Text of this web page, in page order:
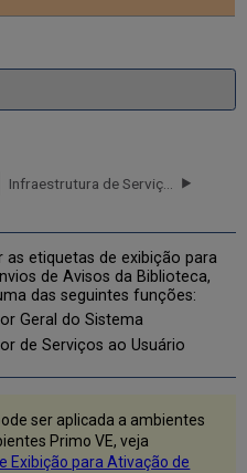
as etiquetas de exibição para
de Avisos da Biblioteca,
das seguintes funções:
Geral do Sistema
de Serviços ao Usuário
ser aplicada a ambientes
Primo VE, veja
Exibição para Ativação de